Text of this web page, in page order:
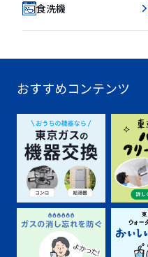
食洗機
おすすめコンテンツ